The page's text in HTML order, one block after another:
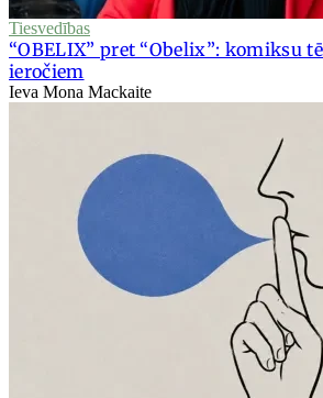
Tiesvedības
“OBELIX” pret “Obelix”: komiksu
ieročiem
Ieva Mona Mackaite